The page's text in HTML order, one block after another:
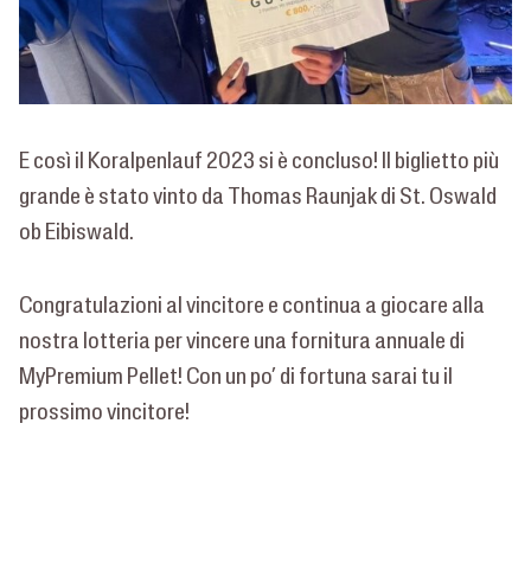
E così il Koralpenlauf 2023 si è concluso! Il biglietto più
grande è stato vinto da Thomas Raunjak di St. Oswald
ob Eibiswald.
Congratulazioni al vincitore e continua a giocare alla
nostra lotteria per vincere una fornitura annuale di
MyPremium Pellet! Con un po’ di fortuna sarai tu il
prossimo vincitore!